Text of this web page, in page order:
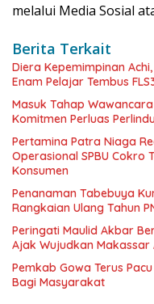
melalui Media Sosial
Berita Terkait
Diera Kepemimpinan
Enam Pelajar Tembus
Masuk Tahap
Komitmen Perluas
Pertamina Patra Niaga
Operasional SPBU Cokro
Konsumen
Penanaman Tabebuya
Rangkaian Ulang Tahun
Peringati Maulid Akbar
Ajak Wujudkan Makassar
Pemkab Gowa Terus
Bagi Masyarakat